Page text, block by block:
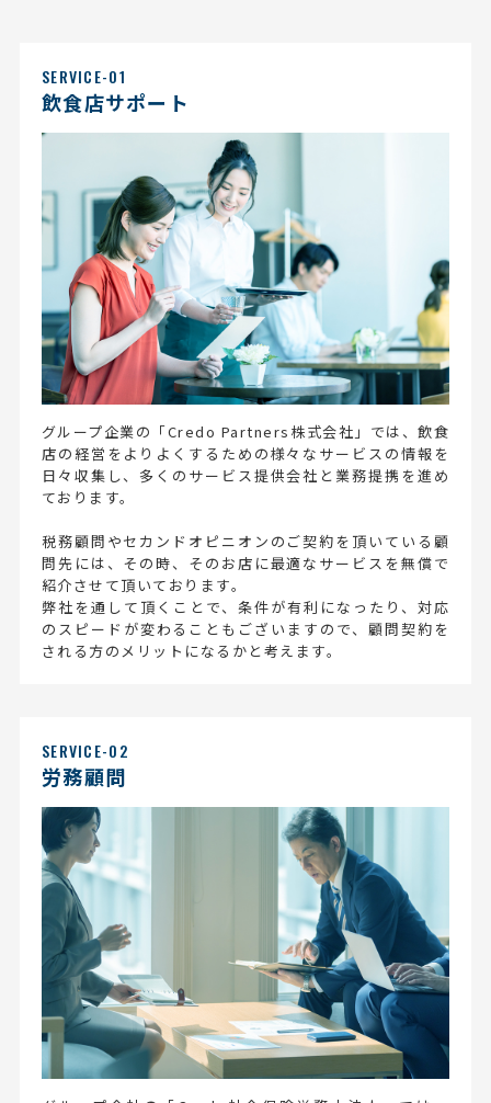
SERVICE-01
飲食店サポート
グループ企業の「Credo Partners株式会社」では、飲食
店の経営をよりよくするための様々なサービスの情報を
日々収集し、多くのサービス提供会社と業務提携を進め
ております。
税務顧問やセカンドオピニオンのご契約を頂いている顧
問先には、その時、そのお店に最適なサービスを無償で
紹介させて頂いております。
弊社を通して頂くことで、条件が有利になったり、対応
のスピードが変わることもございますので、顧問契約を
される方のメリットになるかと考えます。
SERVICE-02
労務顧問